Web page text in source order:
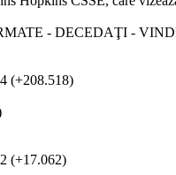
- DECEDAŢI -
(+208.518)
(+17.062)